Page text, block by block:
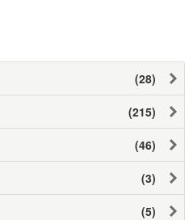
(28)
(215)
(46)
(3)
(5)